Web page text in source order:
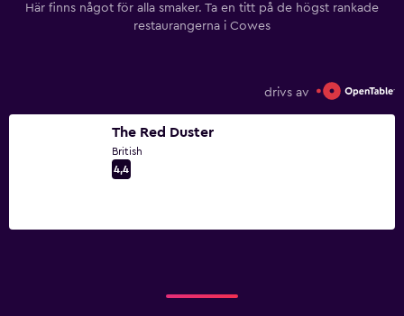
Här finns något för alla smaker. Ta en titt på de högst rankade
restaurangerna i Cowes
drivs av
The Red Duster
British
4,4